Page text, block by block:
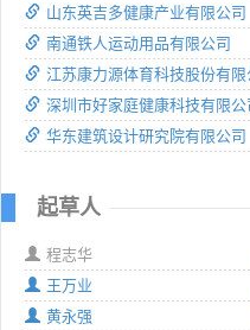
山东英吉多健康产业有限公司
南通铁人运动用品有限公司
江苏康力源体育科技股份有限
深圳市好家庭健康科技有限公
华东建筑设计研究院有限公司
起草人
程志华
王万业
黄永强